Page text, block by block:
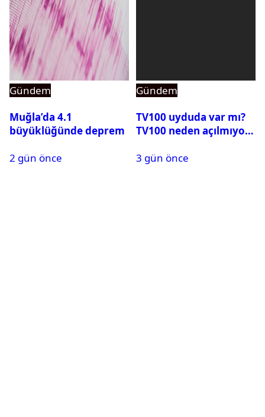
Gündem
Muğla’da 4.1
büyüklüğünde deprem
2 gün önce
Gündem
TV100 uyduda var mı?
TV100 neden açılmıyor?
3 gün önce